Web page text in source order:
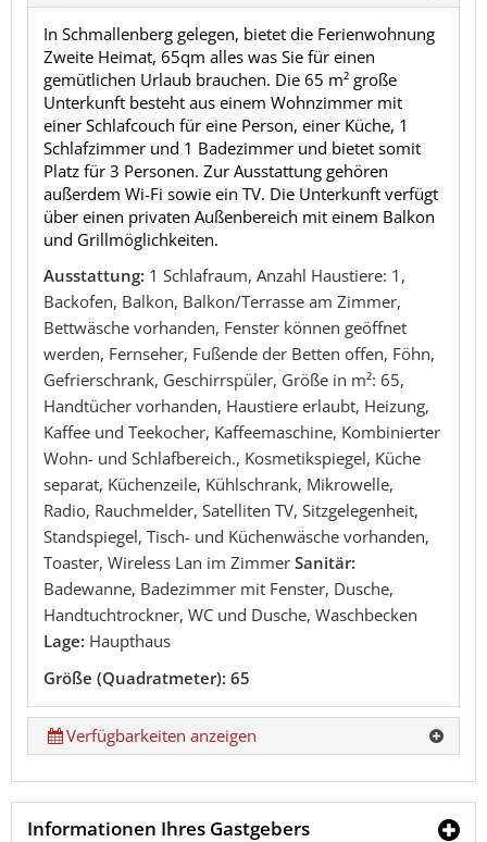
In Schmallenberg gelegen, bietet die Ferienwohnung
Zweite Heimat, 65qm alles was Sie für einen
gemütlichen Urlaub brauchen. Die 65 m² große
Unterkunft besteht aus einem Wohnzimmer mit
einer Schlafcouch für eine Person, einer Küche, 1
Schlafzimmer und 1 Badezimmer und bietet somit
Platz für 3 Personen. Zur Ausstattung gehören
außerdem Wi-Fi sowie ein TV. Die Unterkunft verfügt
über einen privaten Außenbereich mit einem Balkon
und Grillmöglichkeiten.
Ausstattung: 1 Schlafraum, Anzahl Haustiere: 1,
Backofen, Balkon, Balkon/Terrasse am Zimmer,
Bettwäsche vorhanden, Fenster können geöffnet
werden, Fernseher, Fußende der Betten offen, Föhn,
Gefrierschrank, Geschirrspüler, Größe in m²: 65,
Handtücher vorhanden, Haustiere erlaubt, Heizung,
Kaffee und Teekocher, Kaffeemaschine, Kombinierter
Wohn- und Schlafbereich., Kosmetikspiegel, Küche
separat, Küchenzeile, Kühlschrank, Mikrowelle,
Radio, Rauchmelder, Satelliten TV, Sitzgelegenheit,
Standspiegel, Tisch- und Küchenwäsche vorhanden,
Toaster, Wireless Lan im Zimmer Sanitär:
Badewanne, Badezimmer mit Fenster, Dusche,
Handtuchtrockner, WC und Dusche, Waschbecken
Lage: Haupthaus
Größe (Quadratmeter): 65
Verfügbarkeiten anzeigen
Informationen Ihres Gastgebers